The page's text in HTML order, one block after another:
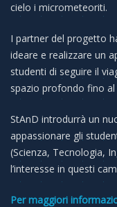
cielo i micrometeoriti.
I partner del progetto
ideare e realizzare un
studenti di seguire il
spazio profondo fino
StAnD introdurrà un
appassionare gli
(Scienza, Tecnologia,
l’interesse in questi
Per maggiori